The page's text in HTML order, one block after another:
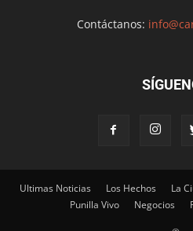
Contáctanos:
Ultimas Noticias Los Hechos La
Punilla Vivo
Negocios